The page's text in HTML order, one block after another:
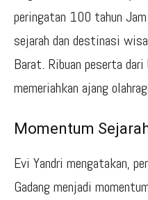
peringatan 100 tahun
sejarah dan destinasi
Barat. Ribuan peserta
memeriahkan ajang
Momentum
Evi Yandri mengatakan,
Gadang menjadi